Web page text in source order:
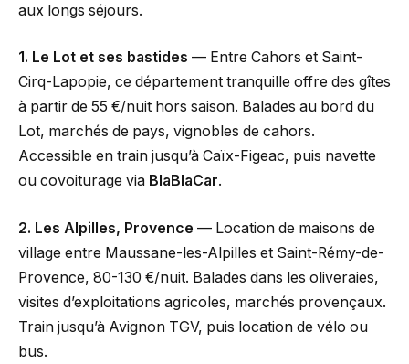
aux longs séjours.
1. Le Lot et ses bastides — Entre Cahors et Saint-
Cirq-Lapopie, ce département tranquille offre des gîtes
à partir de 55 €/nuit hors saison. Balades au bord du
Lot, marchés de pays, vignobles de cahors.
Accessible en train jusqu’à Caïx-Figeac, puis navette
ou covoiturage via BlaBlaCar.
2. Les Alpilles, Provence — Location de maisons de
village entre Maussane-les-Alpilles et Saint-Rémy-de-
Provence, 80-130 €/nuit. Balades dans les oliveraies,
visites d’exploitations agricoles, marchés provençaux.
Train jusqu’à Avignon TGV, puis location de vélo ou
bus.